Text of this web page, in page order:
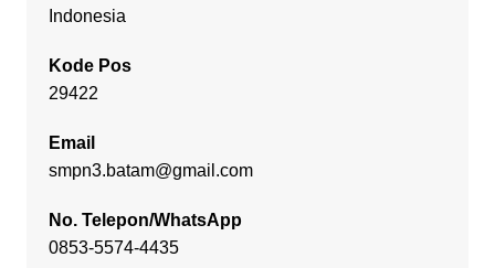
Indonesia
Kode Pos
29422
Email
smpn3.batam@gmail.com
No. Telepon/WhatsApp
0853-5574-4435